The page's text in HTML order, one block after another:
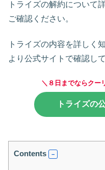
トライズの解約について
ご確認ください。
トライズの内容を詳しく
より公式サイトで確認し
＼８日までならクー
トライズの
Contents